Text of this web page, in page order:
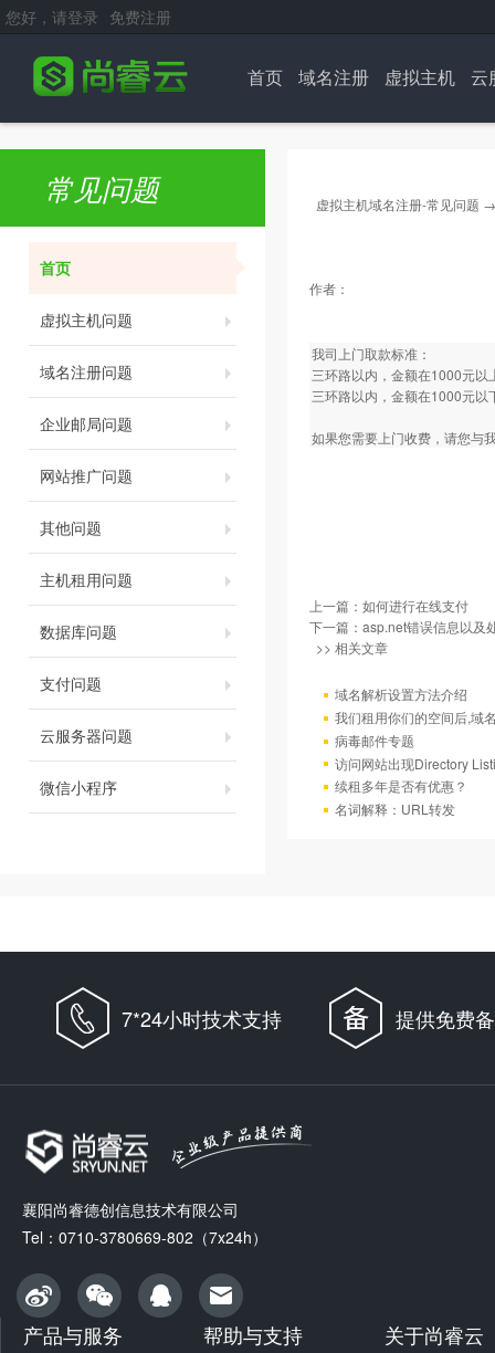
您好，请登录 免费注册
首页 域名注册 虚拟主机 云
常见问题
首页
虚拟主机问题
域名注册问题
企业邮局问题
网站推广问题
其他问题
主机租用问题
数据库问题
支付问题
云服务器问题
微信小程序
虚拟主机域名注册-常见问题
作者：
我司上门取款标准：
三环路以内，金额在1000元以
三环路以内，金额在1000元以
如果您需要上门收费，请您与
上一篇： 如何进行在线支付
下一篇： asp.net错误信息以及
>> 相关文章
域名解析设置方法介绍
我们租用你们的空间后,域
病毒邮件专题
访问网站出现Directory
续租多年是否有优惠？
名词解释：URL转发
7*24小时技术支持 提供免费
襄阳尚睿德创信息技术有限公司
Tel：0710-3780669-802（7x24h）
产品与服务 帮助与支持 关于尚睿云